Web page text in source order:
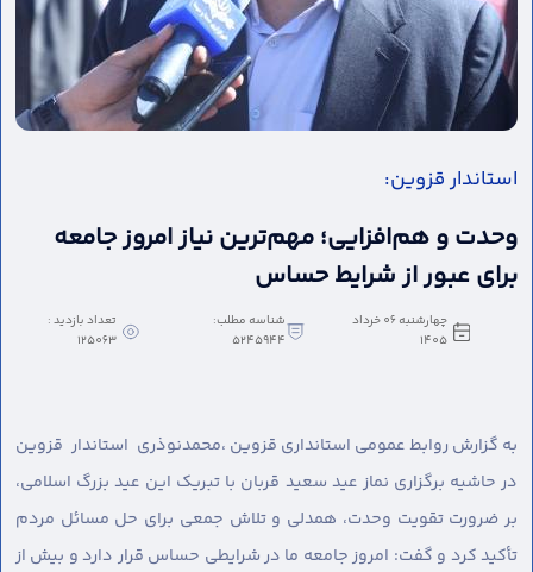
استاندار قزوین:
وحدت و هم‌افزایی؛ مهم‌ترین نیاز امروز جامعه
برای عبور از شرایط حساس
چهارشنبه 06 خرداد
1405
شناسه مطلب:
5245944
تعداد بازدید :
125063
به گزارش روابط عمومی استانداری قزوین ،محمدنوذری استاندار قزوین
در حاشیه برگزاری نماز عید سعید قربان با تبریک این عید بزرگ اسلامی،
بر ضرورت تقویت وحدت، همدلی و تلاش جمعی برای حل مسائل مردم
تأکید کرد و گفت: امروز جامعه ما در شرایطی حساس قرار دارد و بیش از